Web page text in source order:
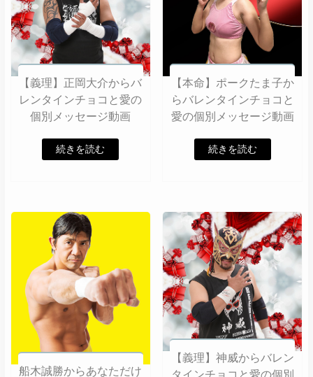
【義理】正岡大介からバ
レンタインチョコと愛の
個別メッセージ動画
続きを読む
【本命】ポークたま子か
らバレンタインチョコと
愛の個別メッセージ動画
続きを読む
船木誠勝からあなただけ
【義理】神威からバレン